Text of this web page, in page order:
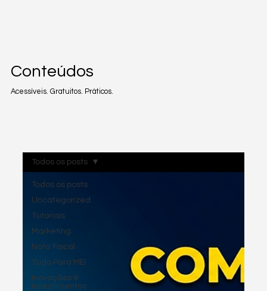
Conteúdos
Acessíveis. Gratuitos. Práticos.
Todos os posts
Uncategorized
Tutoriais
Marketing
Nota Fiscal
Tudo Para MEI
Inovações &
investimentos
Todos os posts